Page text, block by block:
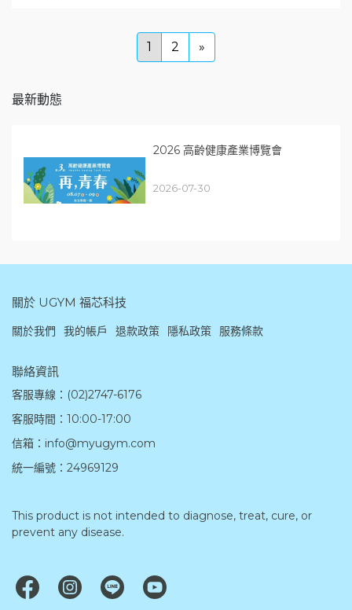
1 2 »
最新動態
2026 高齡健康產業博覽會
2026-07-30
關於 UGYM 福芯科技
關於我們 我的帳戶 退款政策 隱私政策 服務條款
聯絡資訊
客服專線：(02)2747-6176
客服時間：10:00-17:00
信箱：info@myugym.com
統一編號：24969129
This product is not intended to diagnose, treat, cure, or
prevent any disease.